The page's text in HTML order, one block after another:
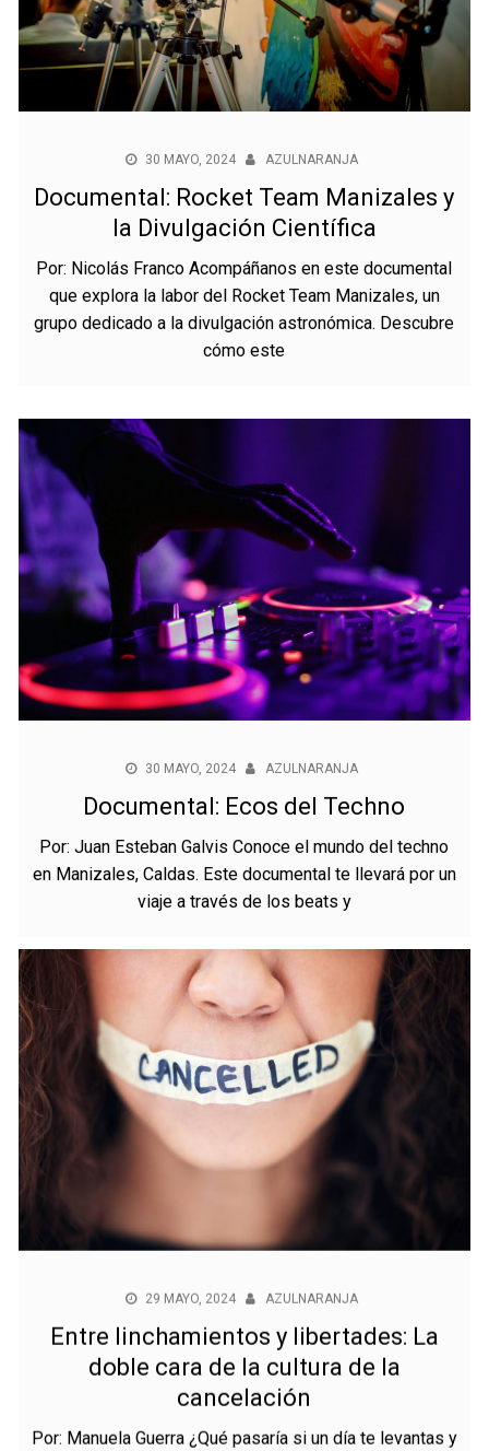
30 MAYO, 2024 AZULNARANJA
Documental: Rocket Team Manizales y
la Divulgación Científica
Por: Nicolás Franco Acompáñanos en este documental
que explora la labor del Rocket Team Manizales, un
grupo dedicado a la divulgación astronómica. Descubre
cómo este
30 MAYO, 2024 AZULNARANJA
Documental: Ecos del Techno
Por: Juan Esteban Galvis Conoce el mundo del techno
en Manizales, Caldas. Este documental te llevará por un
viaje a través de los beats y
Entre linchamientos y libertades: La
doble cara de la cultura de la